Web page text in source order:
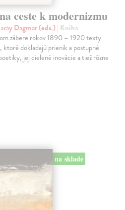
ceste k modernizmu
Dagmar (eds.)| Kniha
zábere rokov 1890 – 1920 texty
dokladajú prienik a postupné
jej cielené inovácie a tiež rôzne
na sklade